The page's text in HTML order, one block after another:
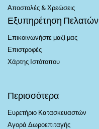
Αποστολές & Χρεώσεις
Εξυπηρέτηση Πελατών
Επικοινωνήστε μαζί μας
Επιστροφές
Χάρτης Ιστότοπου
Περισσότερα
Ευρετήριο Κατασκευαστών
Αγορά Δωροεπιταγής